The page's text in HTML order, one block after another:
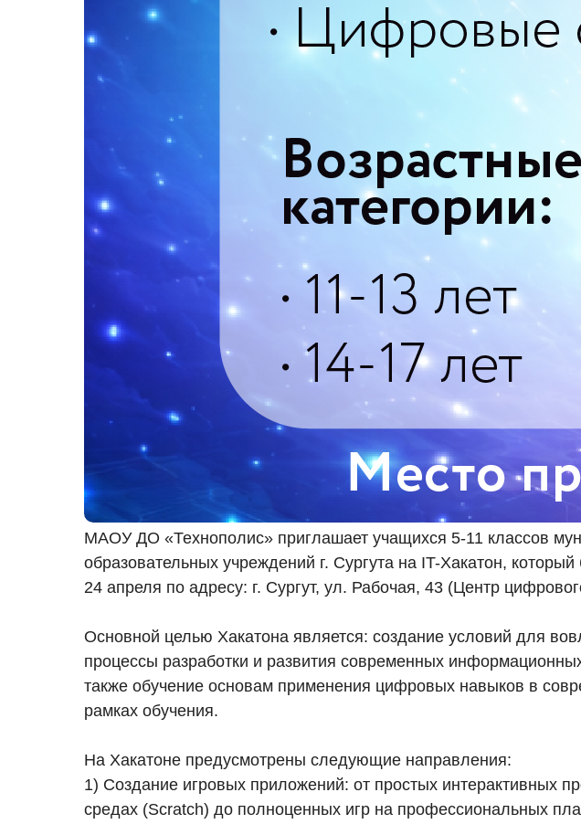
МАОУ ДО «Технополис» приглашает учащихся 5-11 классов
образовательных учреждений г. Сургута на IT-Хакатон, который
24 апреля по адресу: г. Сургут, ул. Рабочая, 43 (Центр
Основной целью Хакатона является: создание условий для
процессы разработки и развития современных
также обучение основам применения цифровых навыков в
рамках обучения.
На Хакатоне предусмотрены следующие направления:
1) Создание игровых приложений: от простых интерактивных
средах (Scratch) до полноценных игр на профессиональных